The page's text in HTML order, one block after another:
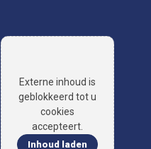
Externe inhoud is
geblokkeerd tot u
cookies
accepteert.
Inhoud laden